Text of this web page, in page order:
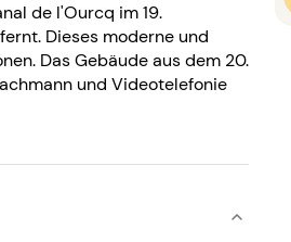
de l'Ourcq im 19.
Dieses moderne und
Das Gebäude aus dem 20.
und Videotelefonie